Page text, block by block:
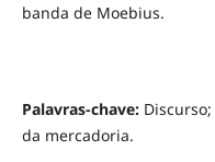
banda de Moebius.
Palavras-chave:Discurso;
da mercadoria.